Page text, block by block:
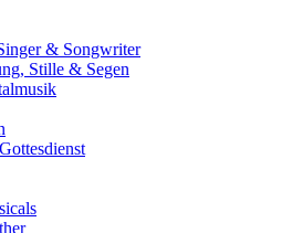
& Songwriter
Stille & Segen